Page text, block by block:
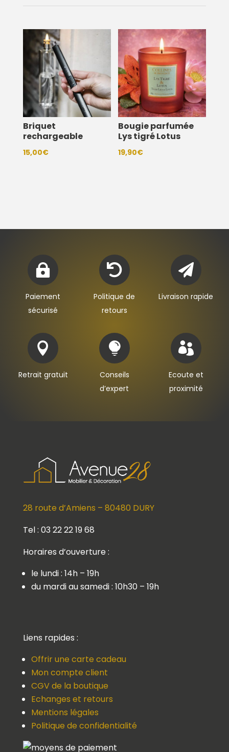
Briquet
rechargeable
15,00€
Bougie parfumée
Lys tigré Lotus
19,90€

Paiement
sécurisé

Politique de
retours

Livraison rapide

Retrait gratuit

Conseils
d’expert

Ecoute et
proximité
28 route d’Amiens – 80480 DURY
Tel : 03 22 22 19 68
Horaires d’ouverture :
le lundi : 14h – 19h
du mardi au samedi : 10h30 – 19h
Liens rapides :
Offrir une carte cadeau
Mon compte client
CGV de la boutique
Echanges et retours
Mentions légales
Politique de confidentialité